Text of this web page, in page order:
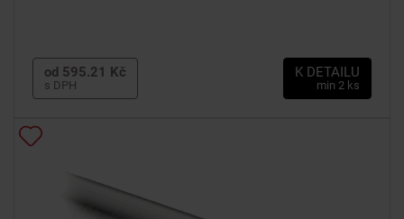
od 595.21 Kč
s DPH
K DETAILU
min 2 ks